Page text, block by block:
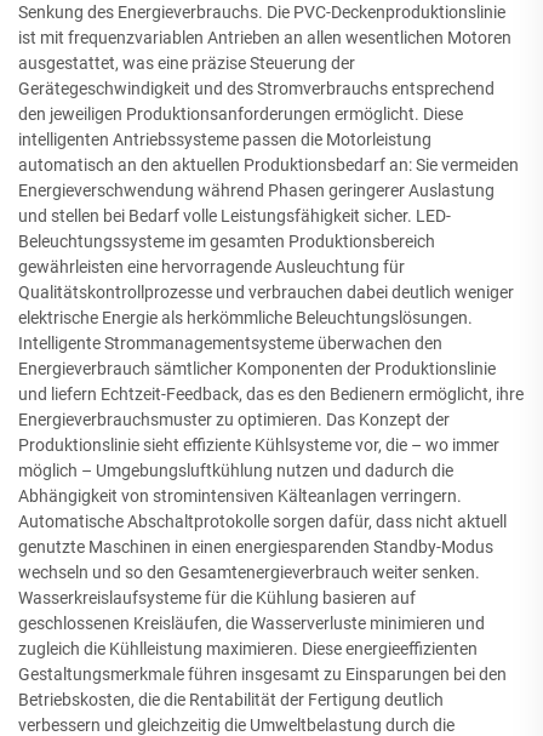
Senkung des Energieverbrauchs. Die PVC-Deckenproduktionslinie
ist mit frequenzvariablen Antrieben an allen wesentlichen Motoren
ausgestattet, was eine präzise Steuerung der
Gerätegeschwindigkeit und des Stromverbrauchs entsprechend
den jeweiligen Produktionsanforderungen ermöglicht. Diese
intelligenten Antriebssysteme passen die Motorleistung
automatisch an den aktuellen Produktionsbedarf an: Sie vermeiden
Energieverschwendung während Phasen geringerer Auslastung
und stellen bei Bedarf volle Leistungsfähigkeit sicher. LED-
Beleuchtungssysteme im gesamten Produktionsbereich
gewährleisten eine hervorragende Ausleuchtung für
Qualitätskontrollprozesse und verbrauchen dabei deutlich weniger
elektrische Energie als herkömmliche Beleuchtungslösungen.
Intelligente Strommanagementsysteme überwachen den
Energieverbrauch sämtlicher Komponenten der Produktionslinie
und liefern Echtzeit-Feedback, das es den Bedienern ermöglicht, ihre
Energieverbrauchsmuster zu optimieren. Das Konzept der
Produktionslinie sieht effiziente Kühlsysteme vor, die – wo immer
möglich – Umgebungsluftkühlung nutzen und dadurch die
Abhängigkeit von stromintensiven Kälteanlagen verringern.
Automatische Abschaltprotokolle sorgen dafür, dass nicht aktuell
genutzte Maschinen in einen energiesparenden Standby-Modus
wechseln und so den Gesamtenergieverbrauch weiter senken.
Wasserkreislaufsysteme für die Kühlung basieren auf
geschlossenen Kreisläufen, die Wasserverluste minimieren und
zugleich die Kühlleistung maximieren. Diese energieeffizienten
Gestaltungsmerkmale führen insgesamt zu Einsparungen bei den
Betriebskosten, die die Rentabilität der Fertigung deutlich
verbessern und gleichzeitig die Umweltbelastung durch die